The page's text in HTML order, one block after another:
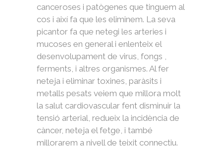
canceroses i patògenes que tinguem al
cos i així fa que les eliminem. La seva
picantor fa que netegi les arteries i
mucoses en general i enlenteix el
desenvolupament de virus, fongs ,
ferments, i altres organismes. Al fer
neteja i eliminar toxines, paràsits i
metalls pesats veiem que millora molt
la salut cardiovascular fent disminuir la
tensió arterial, redueix la incidència de
càncer, neteja el fetge, i també
millorarem a nivell de teixit connectiu.